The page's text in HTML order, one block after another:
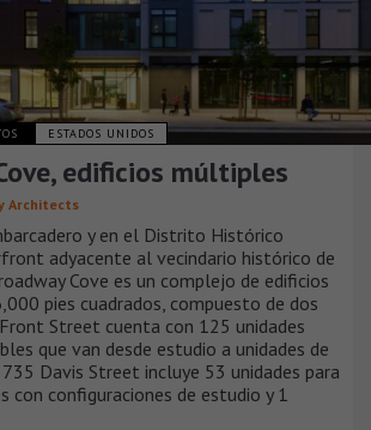
ESTADOS UNIDOS
edificios múltiples
Architects
y en el Distrito Histórico
adyacente al vecindario histórico de
Cove es un complejo de edificios
pies cuadrados, compuesto de dos
Street cuenta con 125 unidades
que van desde estudio a unidades de
Davis Street incluye 53 unidades para
con configuraciones de estudio y 1